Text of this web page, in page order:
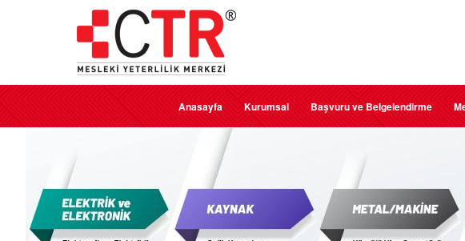
Anasayfa Kurumsal Başvuru ve Belgelendirme